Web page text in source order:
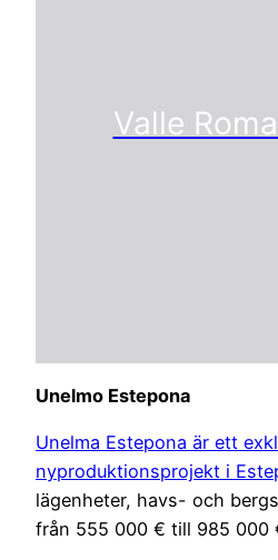
Valle
Unelmo Estepona
Unelma Estepona är ett
nyproduktionsprojekt i
lägenheter, havs- och
från 555 000 € till 985 000